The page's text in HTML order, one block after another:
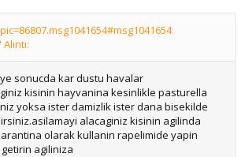
sonucda kar dustu havalar
kisinin hayvanina kesinlikle pasturella
yoksa ister damizlik ister dana bisekilde
alacaginiz kisinin agilinda
olarak kullanin rapelimide yapin
agiliniza